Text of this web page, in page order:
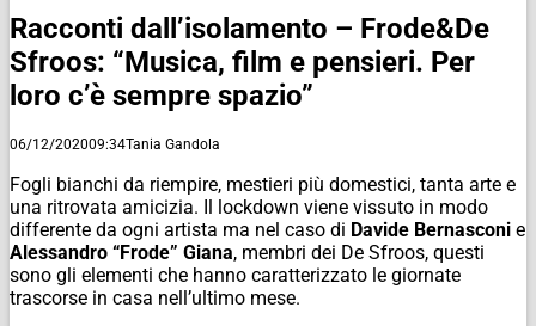
Racconti dall’isolamento – Frode&De
Sfroos: “Musica, film e pensieri. Per
loro c’è sempre spazio”
06/12/202009:34Tania Gandola
Fogli bianchi da riempire, mestieri più domestici, tanta arte e
una ritrovata amicizia. Il lockdown viene vissuto in modo
differente da ogni artista ma nel caso di Davide Bernasconi e
Alessandro “Frode” Giana, membri dei De Sfroos, questi
sono gli elementi che hanno caratterizzato le giornate
trascorse in casa nell’ultimo mese.